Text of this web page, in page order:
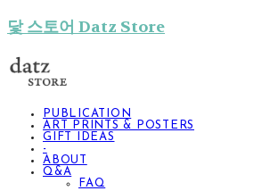
닻 스토어 Datz Store
PUBLICATION
ART PRINTS & POSTERS
GIFT IDEAS
-
ABOUT
Q&A
FAQ